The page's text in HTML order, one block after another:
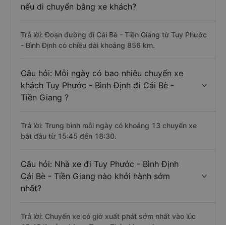
nếu di chuyển bằng xe khách?
Trả lời: Đoạn đường đi Cái Bè - Tiền Giang từ Tuy Phước
- Bình Định có chiều dài khoảng 856 km.
Câu hỏi: Mỗi ngày có bao nhiêu chuyến xe
khách Tuy Phước - Bình Định đi Cái Bè -
Tiền Giang ?
Trả lời: Trung bình mỗi ngày có khoảng 13 chuyến xe
bắt đầu từ 15:45 đến 18:30.
Câu hỏi: Nhà xe đi Tuy Phước - Bình Định
Cái Bè - Tiền Giang nào khởi hành sớm
nhất?
Trả lời: Chuyến xe có giờ xuất phát sớm nhất vào lúc